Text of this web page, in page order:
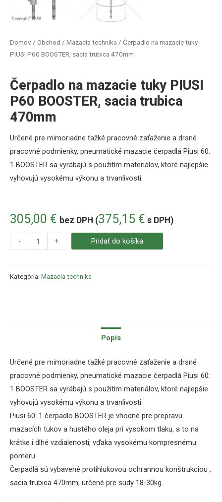
Domov / Obchod / Mazacia technika / Čerpadlo na mazacie tuky
PIUSI P60 BOOSTER, sacia trubica 470mm
Čerpadlo na mazacie tuky PIUSI
P60 BOOSTER, sacia trubica
470mm
305,00 € bez DPH (375,15 € s DPH)
Určené pre mimoriadne ťažké pracovné zaťaženie a drsné
pracovné podmienky, pneumatické mazacie čerpadlá Piusi 60:
1 BOOSTER sa vyrábajú s použitím materiálov, ktoré najlepšie
vyhovujú vysokému výkonu a trvanlivosti.
- + Pridať do košíka
Kategória: Mazacia technika
Popis
Určené pre mimoriadne ťažké pracovné zaťaženie a drsné
pracovné podmienky, pneumatické mazacie čerpadlá Piusi 60:
1 BOOSTER sa vyrábajú s použitím materiálov, ktoré najlepšie
vyhovujú vysokému výkonu a trvanlivosti.
Piusi 60: 1 čerpadlo BOOSTER je vhodné pre prepravu
mazacích tukov a hustého oleja pri vysokom tlaku, a to na
krátke i dlhé vzdialenosti, vďaka vysokému kompresnému
pomeru.
Čerpadlá sú vybavené protihlukovou ochrannou konštrukciou ,
sacia trubica 470mm, určené pre sudy 18-30kg.